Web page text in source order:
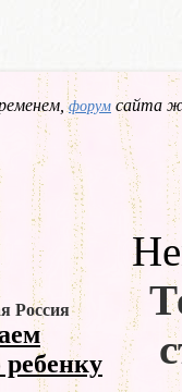
форум сайта
Россия
ребенку